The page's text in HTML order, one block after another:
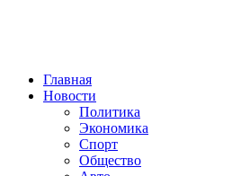
Главная
Новости
Политика
Экономика
Спорт
Общество